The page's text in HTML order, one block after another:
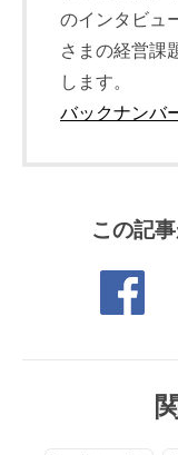
のインタビュ
さまの経営課
します。
バックナンバ
この記